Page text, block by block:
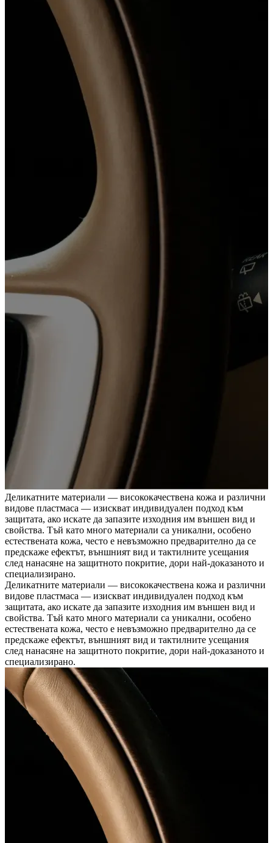
Деликатните материали — висококачествена кожа и различни
видове пластмаса — изискват индивидуален подход към
защитата, ако искате да запазите изходния им външен вид и
свойства. Тъй като много материали са уникални, особено
естествената кожа, често е невъзможно предварително да се
предскаже ефектът, външният вид и тактилните усещания
след нанасяне на защитното покритие, дори най-доказаното и
специализирано.
Деликатните материали — висококачествена кожа и различни
видове пластмаса — изискват индивидуален подход към
защитата, ако искате да запазите изходния им външен вид и
свойства. Тъй като много материали са уникални, особено
естествената кожа, често е невъзможно предварително да се
предскаже ефектът, външният вид и тактилните усещания
след нанасяне на защитното покритие, дори най-доказаното и
специализирано.